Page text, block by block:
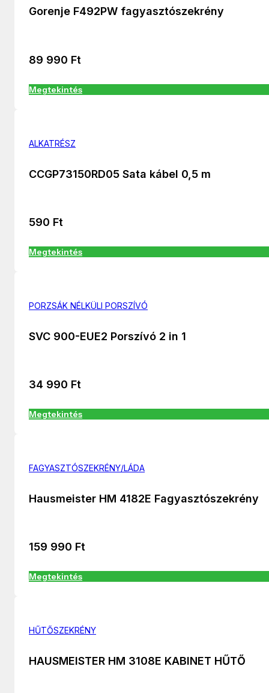
Gorenje F492PW fagyasztószekrény
89 990 Ft
Megtekintés
ALKATRÉSZ
CCGP73150RD05 Sata kábel 0,5 m
590 Ft
Megtekintés
PORZSÁK NÉLKÜLI PORSZÍVÓ
SVC 900-EUE2 Porszívó 2 in 1
34 990 Ft
Megtekintés
FAGYASZTÓSZEKRÉNY/LÁDA
Hausmeister HM 4182E Fagyasztószekrény
159 990 Ft
Megtekintés
HŰTŐSZEKRÉNY
HAUSMEISTER HM 3108E KABINET HŰTŐ